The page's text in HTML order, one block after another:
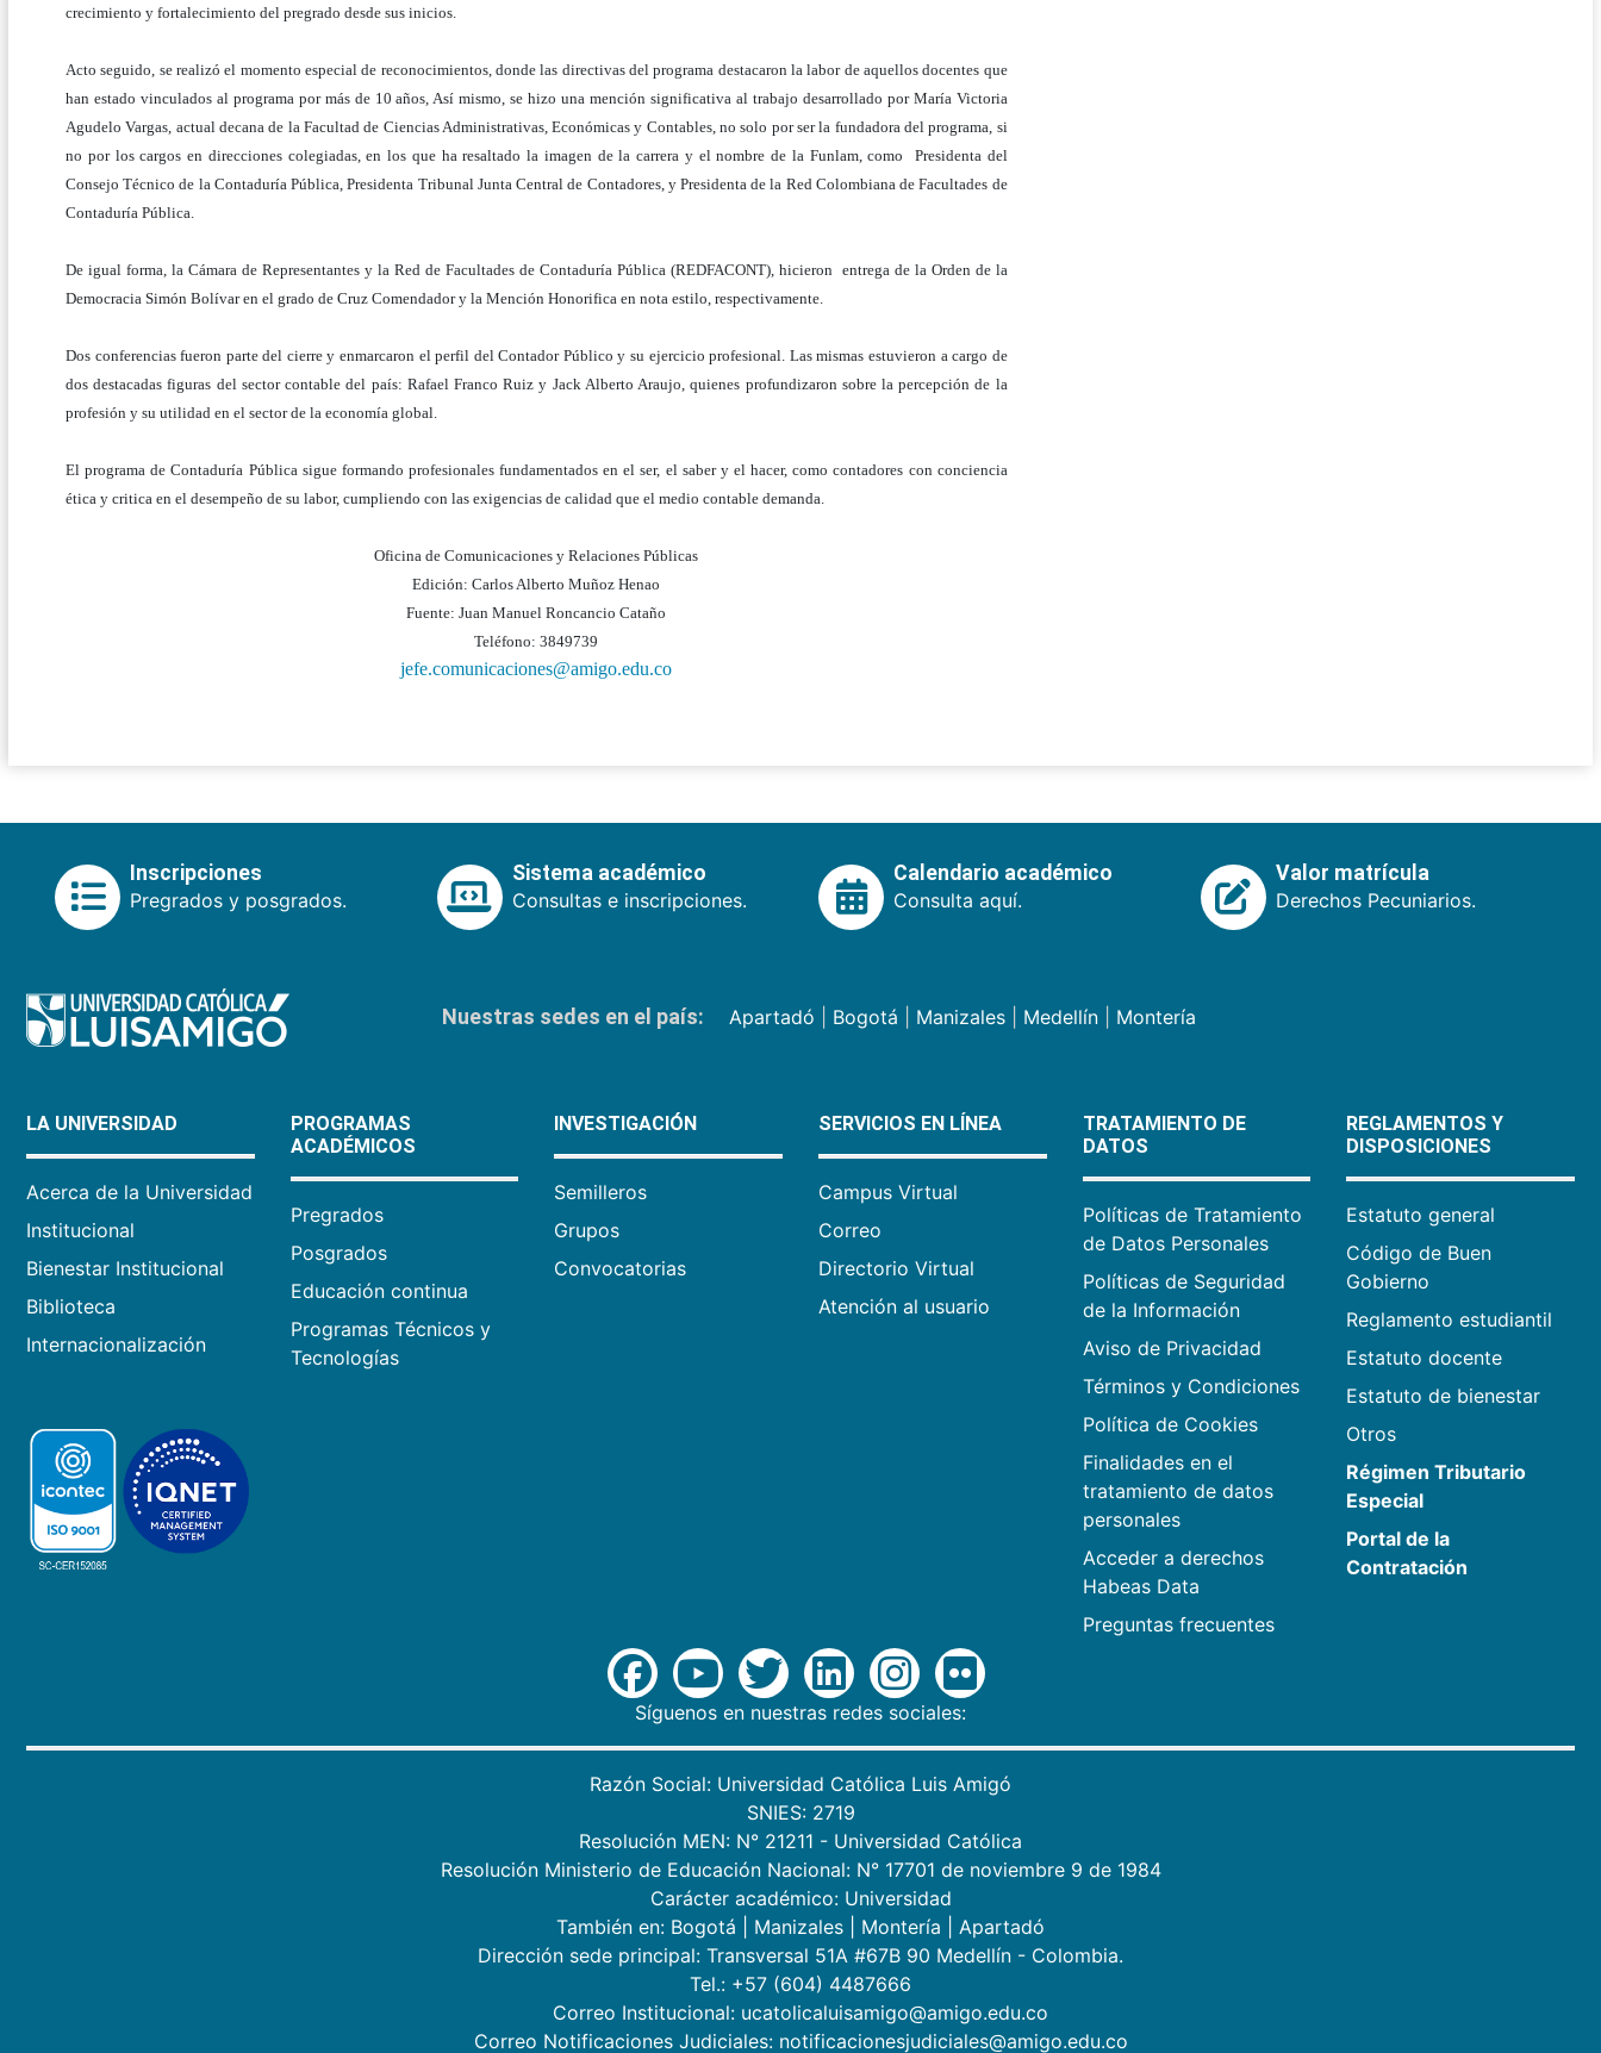
crecimiento y fortalecimiento del pregrado desde sus inicios.
Acto seguido, se realizó el momento especial de reconocimientos, donde las directivas del programa destacaron la labor de aquellos docentes que
han estado vinculados al programa por más de 10 años, Así mismo, se hizo una mención significativa al trabajo desarrollado por María Victoria
Agudelo Vargas, actual decana de la Facultad de Ciencias Administrativas, Económicas y Contables, no solo por ser la fundadora del programa, si
no por los cargos en direcciones colegiadas, en los que ha resaltado la imagen de la carrera y el nombre de la Funlam, como Presidenta del
Consejo Técnico de la Contaduría Pública, Presidenta Tribunal Junta Central de Contadores, y Presidenta de la Red Colombiana de Facultades de
Contaduría Pública.
De igual forma, la Cámara de Representantes y la Red de Facultades de Contaduría Pública (REDFACONT), hicieron entrega de la Orden de la
Democracia Simón Bolívar en el grado de Cruz Comendador y la Mención Honorifica en nota estilo, respectivamente.
Dos conferencias fueron parte del cierre y enmarcaron el perfil del Contador Público y su ejercicio profesional. Las mismas estuvieron a cargo de
dos destacadas figuras del sector contable del país: Rafael Franco Ruiz y Jack Alberto Araujo, quienes profundizaron sobre la percepción de la
profesión y su utilidad en el sector de la economía global.
El programa de Contaduría Pública sigue formando profesionales fundamentados en el ser, el saber y el hacer, como contadores con conciencia
ética y critica en el desempeño de su labor, cumpliendo con las exigencias de calidad que el medio contable demanda.
Oficina de Comunicaciones y Relaciones Públicas
Edición: Carlos Alberto Muñoz Henao
Fuente: Juan Manuel Roncancio Cataño
Teléfono: 3849739
jefe.comunicaciones@amigo.edu.co
Inscripciones
Pregrados y posgrados.
Sistema académico
Consultas e inscripciones.
Calendario académico
Consulta aquí.
Valor matrícula
Derechos Pecuniarios.
Nuestras sedes en el país: Apartadó Bogotá Manizales| Medellín| Montería
LA UNIVERSIDAD
Acerca de la Universidad
Institucional
Bienestar Institucional
Biblioteca
Internacionalización
PROGRAMAS
ACADÉMICOS
Pregrados
Posgrados
Educación continua
Programas Técnicos y
Tecnologías
INVESTIGACIÓN
Semilleros
Grupos
Convocatorias
SERVICIOS EN LÍNEA
Campus Virtual
Correo
Directorio Virtual
Atención al usuario
TRATAMIENTO DE
DATOS
Políticas de Tratamiento
de Datos Personales
Políticas de Seguridad
de la Información
Aviso de Privacidad
Términos y Condiciones
Política de Cookies
Finalidades en el
tratamiento de datos
personales
Acceder a derechos
Habeas Data
Preguntas frecuentes
REGLAMENTOS Y
DISPOSICIONES
Estatuto general
Código de Buen
Gobierno
Reglamento estudiantil
Estatuto docente
Estatuto de bienestar
Otros
Régimen Tributario
Especial
Portal de la
Contratación
Síguenos en nuestras redes sociales:
Razón Social: Universidad Católica Luis Amigó
SNIES: 2719
Resolución MEN: N° 21211 - Universidad Católica
Resolución Ministerio de Educación Nacional: N° 17701 de noviembre 9 de 1984
Carácter académico: Universidad
También en: Bogotá Manizales Montería
Apartadó
Dirección sede principal: Transversal 51A #67B 90 Medellín - Colombia.
Tel.: +57 (604) 4487666
Correo Institucional: ucatolicaluisamigo@amigo.edu.co
Correo Notificaciones Judiciales: notificacionesjudiciales@amigo.edu.co